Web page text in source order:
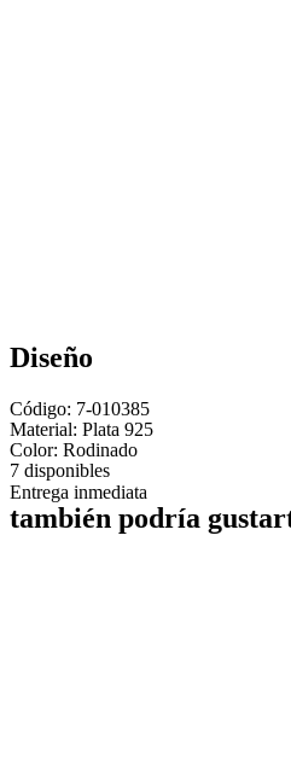
Diseño
Código: 7-010385
Material: Plata 925
Color: Rodinado
7 disponibles
Entrega inmediata
también podría